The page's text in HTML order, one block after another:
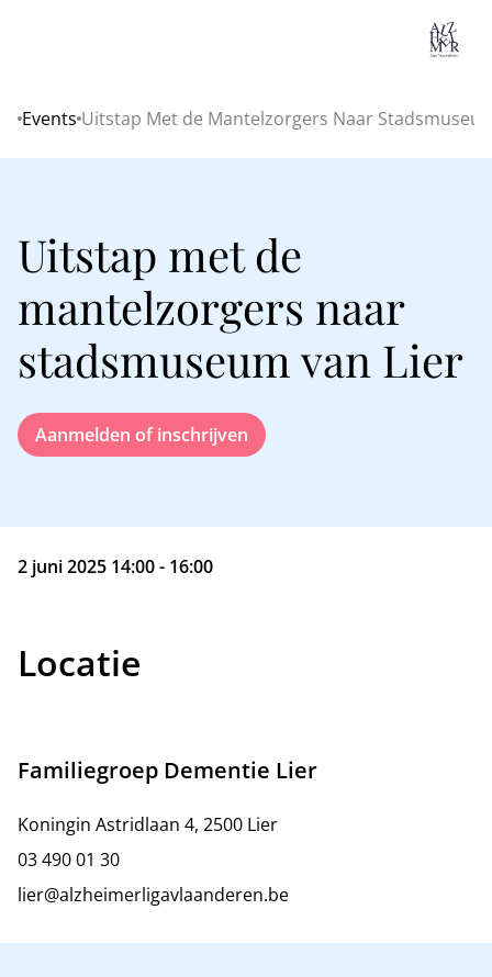
Home
Events Uitstap Met de Mantelzorgers Naar
Uitstap met de
mantelzorgers naar
stadsmuseum van Lier
Aanmelden of inschrijven
2 juni 2025 14:00 - 16:00
Locatie
Familiegroep Dementie Lier
Koningin Astridlaan 4, 2500 Lier
03 490 01 30
lier@alzheimerligavlaanderen.be